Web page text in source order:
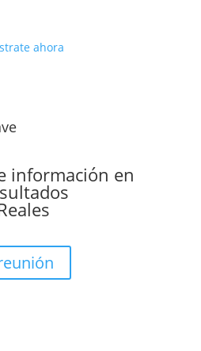
ahora
información en